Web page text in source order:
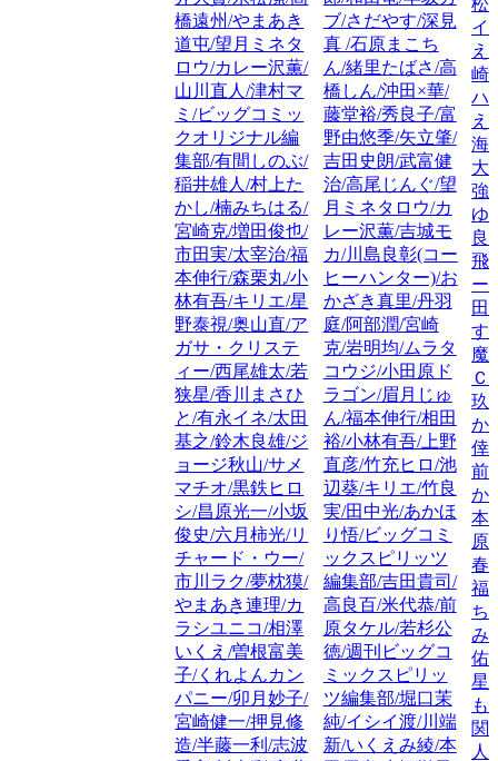
橋遠州/やまあき
道屯/望月ミネタ
ロウ/カレー沢薫/
山川直人/津村マ
ミ/ビッグコミッ
クオリジナル編
集部/有間しのぶ/
稲井雄人/村上た
かし/楠みちはる/
宮崎克/増田俊也/
市田実/太宰治/福
本伸行/森栗丸/小
林有吾/キリエ/星
野泰視/奥山直/ア
ガサ・クリステ
ィー/西尾雄太/若
狭星/香川まさひ
と/有永イネ/太田
基之/鈴木良雄/ジ
ョージ秋山/サメ
マチオ/黒鉄ヒロ
シ/昌原光一/小坂
俊史/六月柿光/リ
チャード・ウー/
市川ラク/夢枕獏/
やまあき連理/カ
ラシユニコ/相澤
いくえ/曽根富美
子/くれよんカン
パニー/卯月妙子/
宮崎健一/押見修
造/半藤一利/志波
ブ/さだやす/深見
真 /石原まこち
ん/緒里たばさ/高
橋しん/沖田×華/
藤堂裕/秀良子/富
野由悠季/矢立肇/
吉田史朗/武富健
治/高尾じんぐ/望
月ミネタロウ/カ
レー沢薫/吉城モ
カ/川島良彰(コー
ヒーハンター)/お
かざき真里/丹羽
庭/阿部潤/宮崎
克/岩明均/ムラタ
コウジ/小田原ド
ラゴン/眉月じゅ
ん/福本伸行/相田
裕/小林有吾/上野
直彦/竹充ヒロ/池
辺葵/キリエ/竹良
実/田中光/あかほ
り悟/ビッグコミ
ックスピリッツ
編集部/吉田貴司/
高良百/米代恭/前
原タケル/若杉公
徳/週刊ビッグコ
ミックスピリッ
ツ編集部/堀口茉
純/イシイ渡/川端
新/いくえみ綾/本
松
イ
え
崎
ハ
え
海
大
強/
ゆ
良
飛
ー
田
す
魔
Ｃ
玖/
か/
倖
前
か/
本
原
春/
福
ち
み/
佑
星
も
関
人